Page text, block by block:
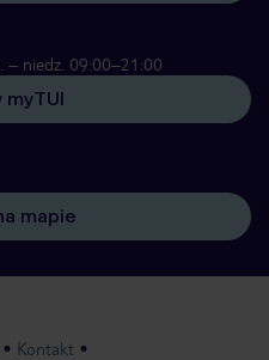
– niedz. 09:00–21:00
myTUI
mapie
Kontakt